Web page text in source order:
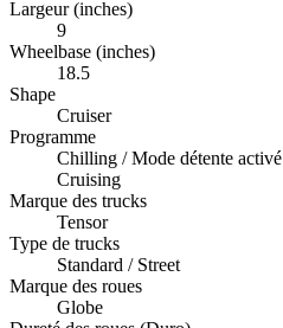
Largeur (inches)
9
Wheelbase (inches)
18.5
Shape
Cruiser
Programme
Chilling / Mode détente activé
Cruising
Marque des trucks
Tensor
Type de trucks
Standard / Street
Marque des roues
Globe